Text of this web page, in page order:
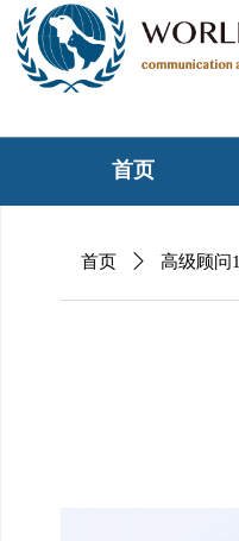
首页
首页 ꄲ 高级顾问1